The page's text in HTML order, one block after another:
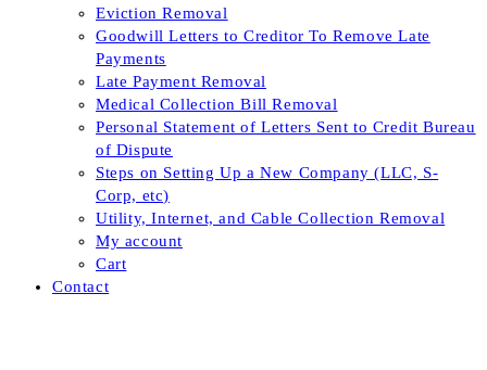
Eviction Removal
Goodwill Letters to Creditor To Remove Late
Payments
Late Payment Removal
Medical Collection Bill Removal
Personal Statement of Letters Sent to Credit Bureau
of Dispute
Steps on Setting Up a New Company (LLC, S-
Corp, etc)
Utility, Internet, and Cable Collection Removal
My account
Cart
Contact